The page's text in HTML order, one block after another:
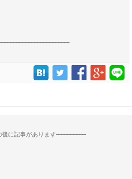
後に記事があります--------------------